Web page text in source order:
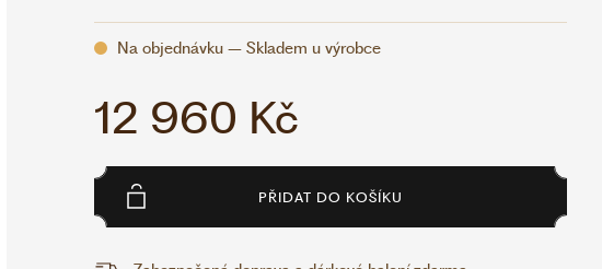
Na objednávku – Skladem u výrobce
12 960 Kč
PŘIDAT DO KOŠÍKU